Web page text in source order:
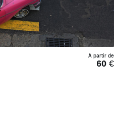
À partir de
60€